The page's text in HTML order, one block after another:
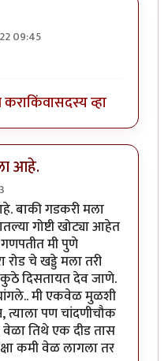
09:45
किंवासदस्य व्हा
आहे.
बाकी गडकरी मला
गोष्टी खोट्या आहेत
गणपतीत मी पुणे
रोड चे खड्डे मला तरी
दिसतायत देव जाणे.
मी एकवेळ मुळशी
त्याला पण चांदणीचौक
वेळा तिथे एक दीड तास
कमी वेळ लागला तर